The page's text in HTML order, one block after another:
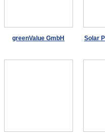
greenValue GmbH Solar